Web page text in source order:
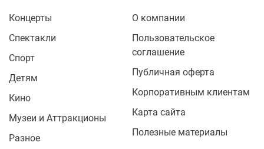
Концерты
Спектакли
Спорт
Детям
Кино
Музеи и Аттракционы
Разное
О компании
Пользовательское
соглашение
Публичная оферта
Корпоративным клиентам
Карта сайта
Полезные материалы